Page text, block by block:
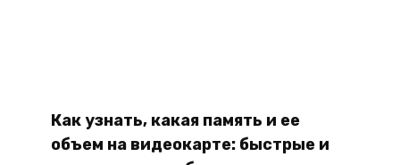
Как узнать, какая память и ее
объем на видеокарте: быстрые и